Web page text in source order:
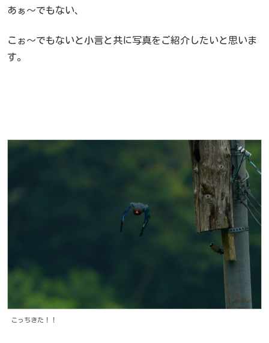
あぁ～でもない、
こぉ～でもないと小言と共に写真をご紹介したいと思いま
す。
こっちきた！！